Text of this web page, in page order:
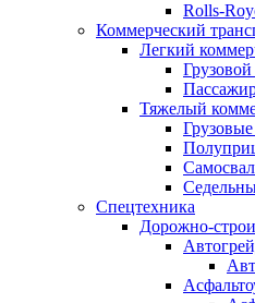
Rolls-
Коммерческий
Легкий
Тяжелый
Спецтехника
Дорожно-